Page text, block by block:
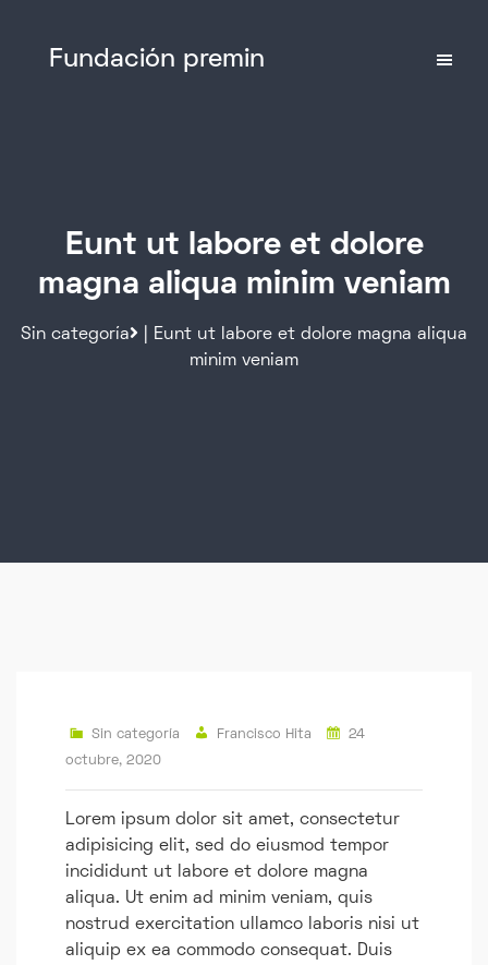
Fundación premin
Eunt ut labore et dolore
magna aliqua minim veniam
Sin categoría
| Eunt ut labore et dolore magna aliqua
minim veniam
Sin categoría Francisco Hita
24
octubre, 2020
Lorem ipsum dolor sit amet, consectetur
adipisicing elit, sed do eiusmod tempor
incididunt ut labore et dolore magna
aliqua. Ut enim ad minim veniam, quis
nostrud exercitation ullamco laboris nisi ut
aliquip ex ea commodo consequat. Duis